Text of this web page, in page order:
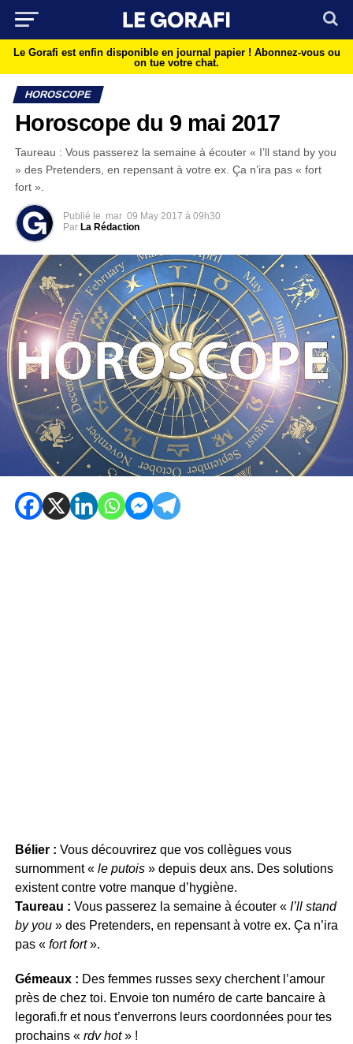
Le Gorafi est enfin disponible en journal papier ! Abonnez-vous ou
on tue votre chat.
HOROSCOPE
Horoscope du 9 mai 2017
Taureau : Vous passerez la semaine à écouter « I’ll stand by you
» des Pretenders, en repensant à votre ex. Ça n’ira pas « fort
fort ».
Publié le mar 09 May 2017 à 09h30
Par La Rédaction
Bélier : Vous découvrirez que vos collègues vous
surnomment «le putois» depuis deux ans. Des solutions
existent contre votre manque d’hygiène.
Taureau : Vous passerez la semaine à écouter « I’ll stand
by you» des Pretenders, en repensant à votre ex. Ça n’ira
pas « fort fort».
Gémeaux : Des femmes russes sexy cherchent l’amour
près de chez toi. Envoie ton numéro de carte bancaire à
legorafi.fr et nous t’enverrons leurs coordonnées pour tes
prochains « rdv hot» !